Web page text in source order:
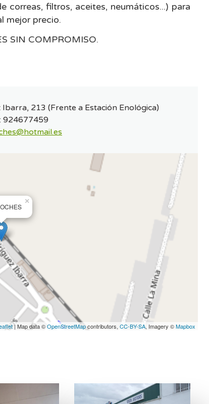
filtros, aceites, neumáticos...) para
mejor precio.
SIN COMPROMISO.
213 (Frente a Estación Enológica)
924677459
×
| Map data ©OpenStreetMapcontributors, CC-BY-SA, Imagery ©Mapbox